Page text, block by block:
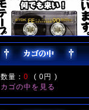
数量：0 (0円 )
カゴの中を見る